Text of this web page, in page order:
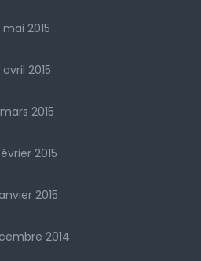
mai 2015
avril 2015
mars 2015
2015
2015
2014